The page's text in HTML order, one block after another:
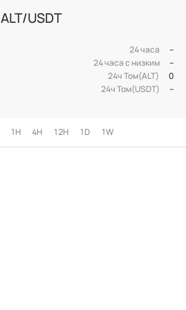
ALT/USDT
24 часа
--
24 часа с низким
--
24ч Том(ALT)
0
24ч Том(USDT)
--
1H 4H 12H 1D 1W